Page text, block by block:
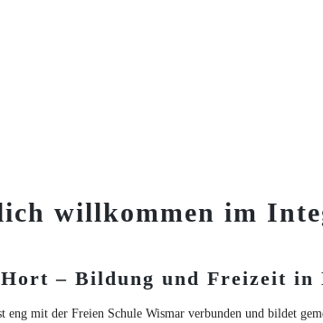
willkommen im
– Bildung und Freizeit in
eng mit der Freien Schule Wismar verbunden und bildet